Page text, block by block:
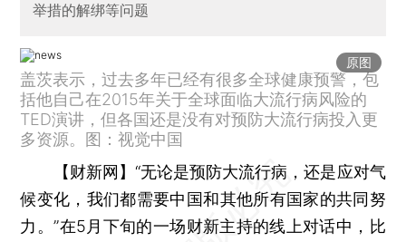
举措的解绑等问题
原图
盖茨表示，过去多年已经有很多全球健康预警，包
括他自己在2015年关于全球面临大流行病风险的
TED演讲，但各国还是没有对预防大流行病投入更
多资源。图：视觉中国
【财新网】 “无论是预防大流行病，还是应对气
候变化，我们都需要中国和其他所有国家的共同努
力。”在5月下旬的一场财新主持的线上对话中，比